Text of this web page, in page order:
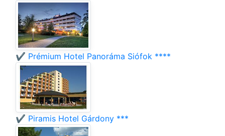
✔️ Prémium Hotel Panoráma Siófok ****
✔️ Piramis Hotel Gárdony ***